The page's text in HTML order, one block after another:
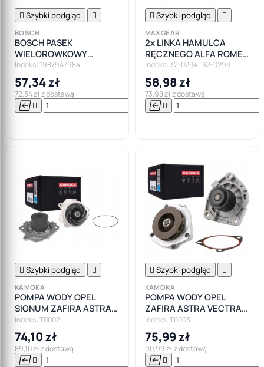
 Szybki podgląd 
BOSCH
BOSCH PASEK
WIELOROWKOWY
6PK1840
Indeks: 1987947984
57,34 zł
72,34 zł z dostawą
  

 Szybki podgląd 
MAXGEAR
2x LINKA HAMULCA
RĘCZNEGO ALFA ROMEO
147 156 LEWA+PRAWA
ZESTAW
Indeks: 32-0294 , 32-0293
58,98 zł
73,98 zł z dostawą
 
 Szybki podgląd 
KAMOKA
POMPA WODY OPEL
SIGNUM ZAFIRA ASTRA
VECTRA 1.9CDTI
100/120KM
Indeks: T0002
74,10 zł
89,10 zł z dostawą
  
 Szybki podgląd 
KAMOKA
POMPA WODY OPEL
ZAFIRA ASTRA VECTRA
1.9CDTI 150KM
Indeks: T0003
75,99 zł
90,99 zł z dostawą
 